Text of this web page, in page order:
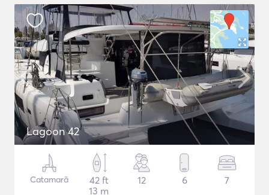
Lagoon 42
Catamarã
42 ft
13 m
12 6 7